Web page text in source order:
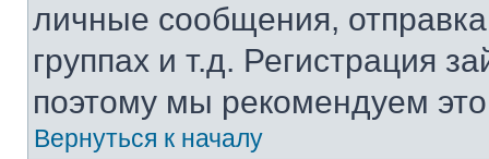
личные сообщения,
группах и т.д. Регистрация
поэтому мы рекомендуем
Вернуться к началу